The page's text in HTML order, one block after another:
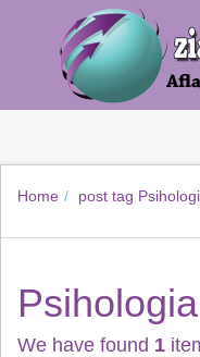
Home post tag
We have found 1